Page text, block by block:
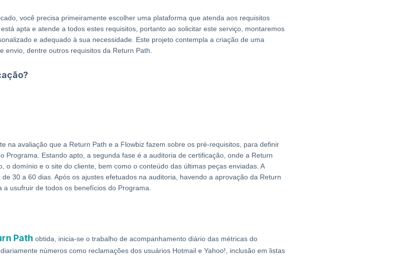
você precisa primeiramente escolher uma plataforma que atenda aos requisitos
apta e atende a todos estes requisitos, portanto ao solicitar este serviço, montaremos
e adequado à sua necessidade. Este projeto contempla a criação de uma
envio, dentre outros requisitos da Return Path.
na avaliação que a Return Path e a Flowbiz fazem sobre os pré-requisitos, para definir
Programa. Estando apto, a segunda fase é a auditoria de certificação, onde a Return
o domínio e o site do cliente, bem como o conteúdo das últimas peças enviadas. A
30 a 60 dias. Após os ajustes efetuados na auditoria, havendo a aprovação da Return
usufruir de todos os benefícios do Programa.
Path obtida, inicia-se o trabalho de acompanhamento diário das métricas do
números como reclamações dos usuários Hotmail e Yahoo!, inclusão em listas